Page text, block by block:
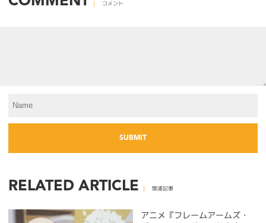
コメント
RELATED ARTICLE 関連記事
アニメ『フレームアームズ・